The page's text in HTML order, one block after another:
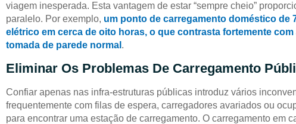
viagem inesperada. Esta vantagem de estar “sempre cheio”
paralelo. Por exemplo, um ponto de carregamento doméstico de
elétrico em cerca de oito horas, o que contrasta fortemente
tomada de parede normal .
Eliminar Os Problemas De Carregamento
Confiar apenas nas infra-estruturas públicas introduz vários
frequentemente com filas de espera, carregadores avariados ou
para encontrar uma estação de carregamento. O carregamento em